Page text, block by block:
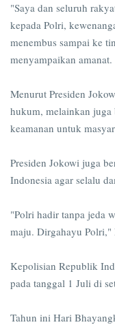
"Saya dan seluruh
kepada Polri,
menembus sampai ke
menyampaikan amanat.
Menurut Presiden
hukum, melainkan juga
keamanan untuk
Presiden Jokowi juga
Indonesia agar selalu
"Polri hadir tanpa jeda
maju. Dirgahayu Polri,"
Kepolisian Republik
pada tanggal 1 Juli di
Tahun ini Hari